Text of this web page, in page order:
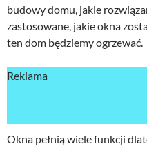
budowy domu, jakie
zastosowane, jakie okna
ten dom będziemy ogrzewać.
Reklama
Okna pełnią wiele funkcji